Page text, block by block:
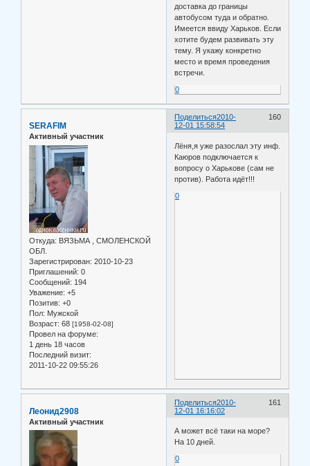
доставка до границы
автобусом туда и обратно.
Имеется ввиду Харьков. Если
хотите будем развивать эту
тему. Я укажу конкретно
место и время проведения
встречи.
0
Поделиться 160
2010-
12-01 15:58:54
SERAFIM
Активный участник
Откуда: ВЯЗЬМА , СМОЛЕНСКОЙ
ОБЛ.
Зарегистрирован: 2010-10-23
Приглашений: 0
Сообщений: 194
Уважение: +5
Позитив: +0
Пол: Мужской
Возраст: 68 [1958-02-08]
Провел на форуме:
1 день 18 часов
Последний визит:
2011-10-22 09:55:26
Лёня,я уже разослал эту инф.
Каюров подключается к
вопросу о Харькове (сам не
против). Работа идёт!!!
0
Поделиться 161
2010-
12-01 16:16:02
Леонид2908
Активный участник
А может всё таки на море?
На 10 дней.
0